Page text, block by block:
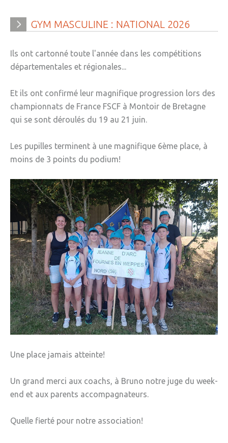
GYM MASCULINE : NATIONAL 2026
Ils ont cartonné toute l'année dans les compétitions
départementales et régionales...
Et ils ont confirmé leur magnifique progression lors des
championnats de France FSCF à Montoir de Bretagne
qui se sont déroulés du 19 au 21 juin.
Les pupilles terminent à une magnifique 6ème place, à
moins de 3 points du podium!
Une place jamais atteinte!
Un grand merci aux coachs, à Bruno notre juge du week-
end et aux parents accompagnateurs.
Quelle fierté pour notre association!